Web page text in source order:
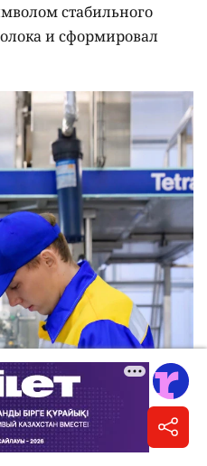
стабильного
и сформировал